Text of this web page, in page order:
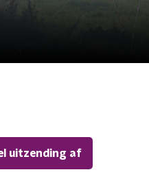
uitzending af